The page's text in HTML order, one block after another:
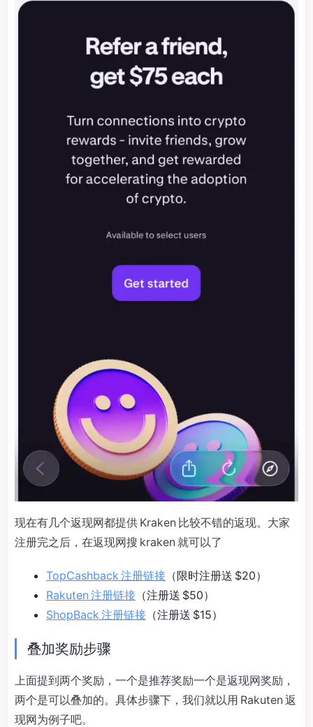
现在有几个返现网都提供 Kraken 比较不错的返现。大家
注册完之后，在返现网搜 kraken 就可以了
TopCashback 注册链接 （限时注册送 $20）
Rakuten 注册链接 （注册送 $50）
ShopBack 注册链接 （注册送 $15）
叠加奖励步骤
上面提到两个奖励，一个是推荐奖励一个是返现网奖励，
两个是可以叠加的。具体步骤下，我们就以用 Rakuten 返
现网为例子吧。